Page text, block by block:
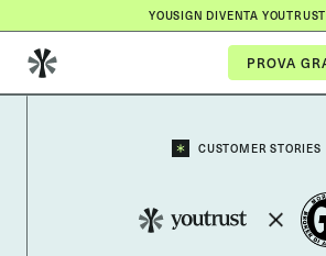
YOUSIGN DIVENTA YOUTRUST
CUSTOMER STORIES